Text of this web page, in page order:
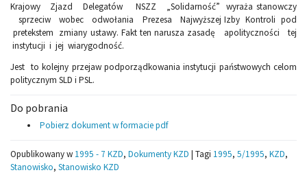
Krajowy Zjazd Delegatów NSZZ „Solidarność” wyraża stanowczy
sprzeciw wobec odwołania Prezesa Najwyższej Izby Kontroli pod
pretekstem zmiany ustawy. Fakt ten narusza zasadę apolityczności tej
instytucji i jej wiarygodność.
Jest to kolejny przejaw podporządkowania instytucji państwowych celom
politycznym SLD i PSL.
Do pobrania
Pobierz dokument w formacie pdf
Opublikowany w 1995 - 7 KZD, Dokumenty KZD | Tagi 1995, 5/1995, KZD,
Stanowisko, Stanowisko KZD